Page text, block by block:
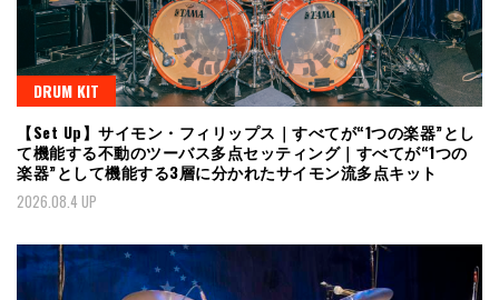
DRUM KIT
【Set Up】サイモン・フィリップス｜すべてが“1つの楽器”とし
て機能する不動のツーバス多点セッティング｜すべてが“1つの
楽器”として機能する3層に分かれたサイモン流多点キット
2026.08.4 UP